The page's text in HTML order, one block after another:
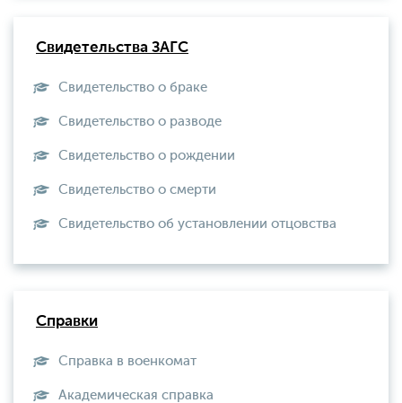
Свидетельства ЗАГС
Свидетельство о браке
Свидетельство о разводе
Свидетельство о рождении
Свидетельство о смерти
Свидетельство об установлении отцовства
Справки
Справка в военкомат
Академическая справка